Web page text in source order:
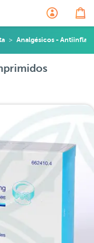
Analgésicos -